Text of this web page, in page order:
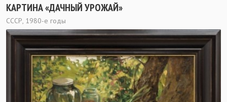
КАРТИНА «ДАЧНЫЙ УРОЖАЙ»
СССР, 1980-е годы